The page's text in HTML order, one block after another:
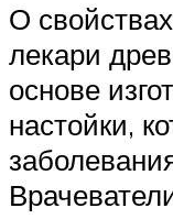
О
лекари
основе
настойки,